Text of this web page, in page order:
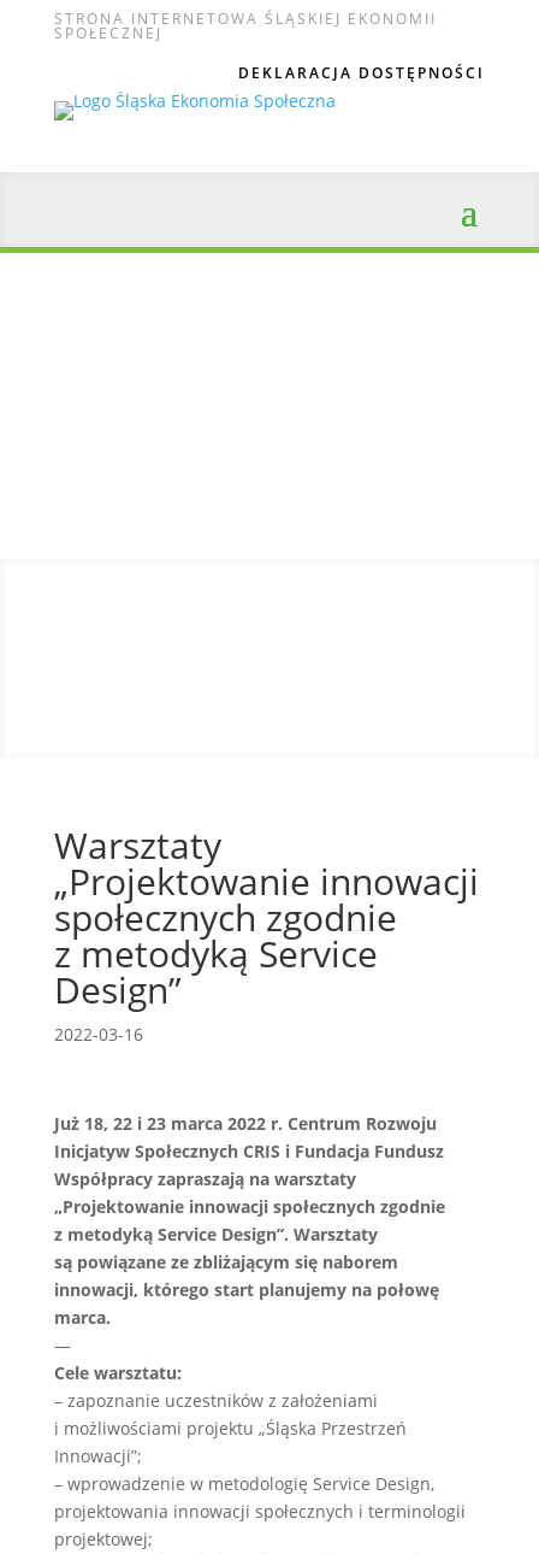
STRONA INTERNETOWA ŚLĄSKIEJ EKONOMII
SPOŁECZNEJ
DEKLARACJA DOSTĘPNOŚCI
Warsztaty
„Projektowanie innowacji
społecznych zgodnie
z metodyką Service
Design”
2022-03-16
Już 18, 22 i 23 marca 2022 r. Centrum Rozwoju
Inicjatyw Społecznych CRIS i Fundacja Fundusz
Współpracy zapraszają na warsztaty
„Projektowanie innowacji społecznych zgodnie
z metodyką Service Design”. Warsztaty
są powiązane ze zbliżającym się naborem
innowacji, którego start planujemy na połowę
marca.
—
Cele warsztatu:
– zapoznanie uczestników z założeniami
i możliwościami projektu „Śląska Przestrzeń
Innowacji”;
– wprowadzenie w metodologię Service Design,
projektowania innowacji społecznych i terminologii
projektowej;